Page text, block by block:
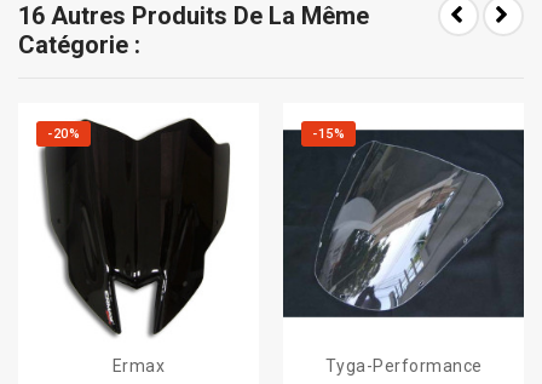
16 Autres Produits De La Même
Catégorie :
-20%
Ermax
-15%
Tyga-Performance